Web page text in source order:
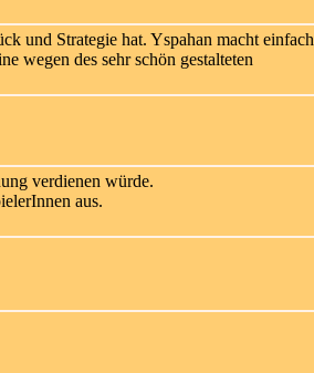
und Strategie hat. Yspahan macht einfach
wegen des sehr schön gestalteten
verdienen würde.
aus.